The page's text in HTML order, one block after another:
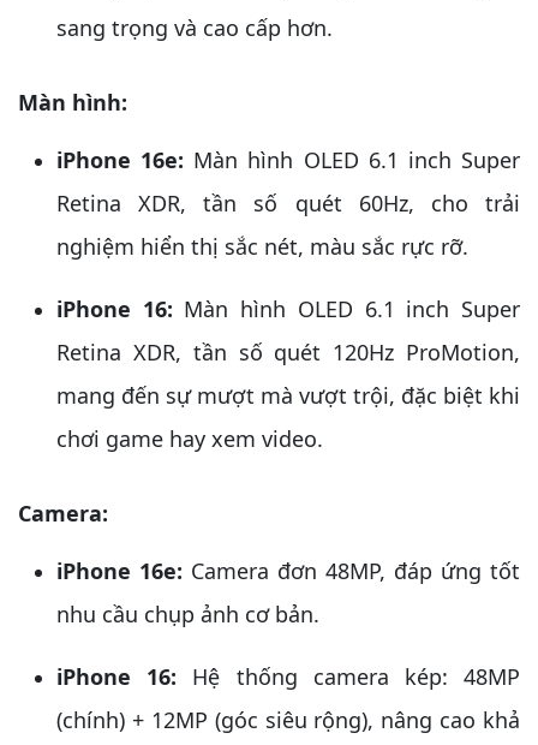
sang trọng và cao cấp hơn.
Màn hình:
iPhone 16e: Màn hình OLED 6.1 inch Super
Retina XDR, tần số quét 60Hz, cho trải
nghiệm hiển thị sắc nét, màu sắc rực rỡ.
iPhone 16: Màn hình OLED 6.1 inch Super
Retina XDR, tần số quét 120Hz ProMotion,
mang đến sự mượt mà vượt trội, đặc biệt khi
chơi game hay xem video.
Camera:
iPhone 16e: Camera đơn 48MP, đáp ứng tốt
nhu cầu chụp ảnh cơ bản.
iPhone 16: Hệ thống camera kép: 48MP
(chính) + 12MP (góc siêu rộng), nâng cao khả